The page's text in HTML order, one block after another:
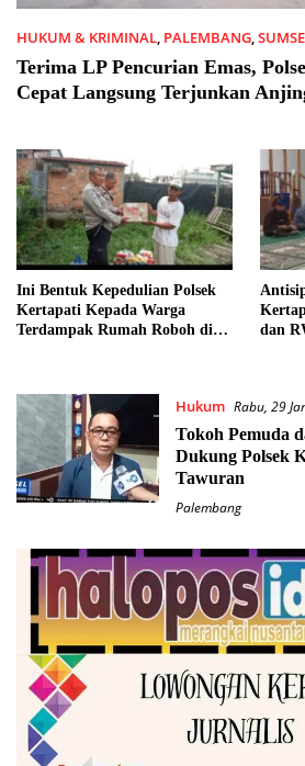
HUKUM & KRIMINAL, PALEMBANG,
2025
Terima LP Pencurian Emas,
Cepat Langsung Terjunkan
Ini Bentuk Kepedulian Polsek
Kertapati Kepada Warga
Terdampak Rumah Roboh di
dan
Hukum Rabu, 29
Tokoh Pemuda
Dukung Polsek
Tawuran
Palembang